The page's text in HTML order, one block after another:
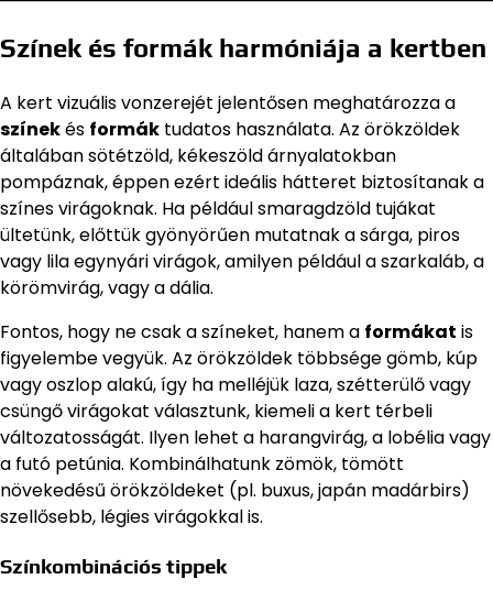
Színek és formák harmóniája a kertben
A kert vizuális vonzerejét jelentősen meghatározza a
színekés formák tudatos használata. Az örökzöldek
általában sötétzöld, kékeszöld árnyalatokban
pompáznak, éppen ezért ideális hátteret biztosítanak a
színes virágoknak. Ha például smaragdzöld tujákat
ültetünk, előttük gyönyörűen mutatnak a sárga, piros
vagy lila egynyári virágok, amilyen például a szarkaláb, a
körömvirág, vagy a dália.
Fontos, hogy ne csak a színeket, hanem a formákat is
figyelembe vegyük. Az örökzöldek többsége gömb, kúp
vagy oszlop alakú, így ha melléjük laza, szétterülő vagy
csüngő virágokat választunk, kiemeli a kert térbeli
változatosságát. Ilyen lehet a harangvirág, a lobélia vagy
a futó petúnia. Kombinálhatunk zömök, tömött
növekedésű örökzöldeket (pl. buxus, japán madárbirs)
szellősebb, légies virágokkal is.
Színkombinációs tippek